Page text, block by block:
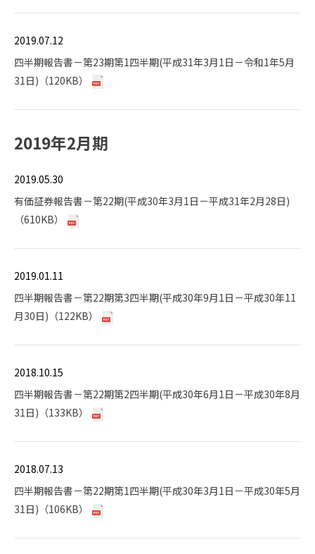
2019.07.12
四半期報告書－第23期第1四半期(平成31年3月1日－令和1年5月
31日)（120KB）
2019年2月期
2019.05.30
有価証券報告書－第22期(平成30年3月1日－平成31年2月28日)
（610KB）
2019.01.11
四半期報告書－第22期第3四半期(平成30年9月1日－平成30年11
月30日)（122KB）
2018.10.15
四半期報告書－第22期第2四半期(平成30年6月1日－平成30年8月
31日)（133KB）
2018.07.13
四半期報告書－第22期第1四半期(平成30年3月1日－平成30年5月
31日)（106KB）